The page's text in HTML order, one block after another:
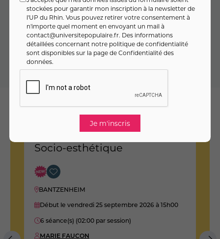
Inscrivez-vous en toute sérénité : en cas d’annulation du
cours, vous êtes remboursé·e à 100 % (voir CGV ).
La cotisation sera éventuellement ajoutée au montant de
l'activité une fois que vous vous serez connecté à votre
compte et si vous n'êtes pas à jour de cotisation
Nos suggestions
Socio-esthétique
BANTZENHEIM
Début le vendredi 25 septembre 2026 à 15h00
6 séance(s) (02:00 par session)
MARIE FAUCON
stockées pour garantir mon inscription à la newsletter de
l'UP du Rhin. Vous pouvez retirer votre consentement à
n'importe quel moment en envoyant un mail à
contact@universitepopulaire.fr. Des informations
détaillées concernant notre politique de confidentialité
sont disponibles sur la page deConfidentialité des
données.